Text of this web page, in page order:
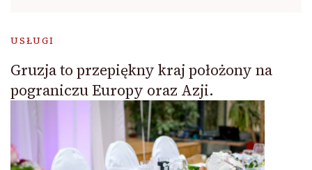
USŁUGI
Gruzja to przepiękny kraj położony na
pograniczu Europy oraz Azji.